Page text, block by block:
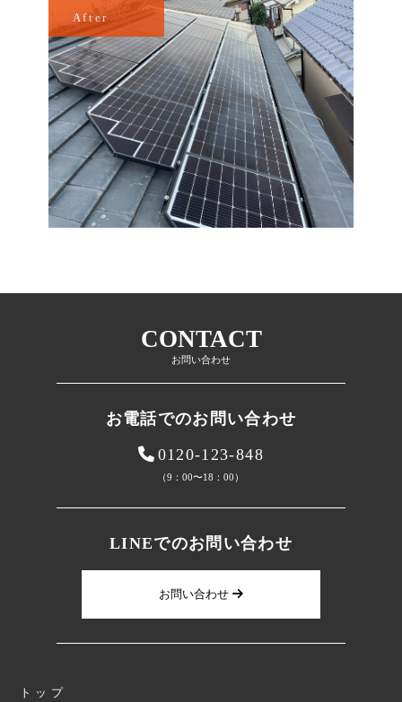
CONTACT
お問い合わせ
お電話でのお問い合わせ
0120-123-848
（9：00〜18：00）
LINEでのお問い合わせ
お問い合わせ
トップ